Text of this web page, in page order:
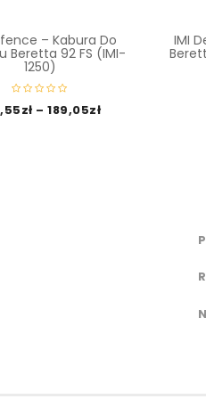
– Kabura Do
Beretta 92 FS (IMI-
1250)
zł –189,05zł
IMI